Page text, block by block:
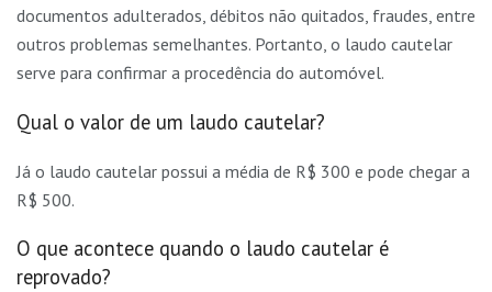
documentos adulterados, débitos não quitados, fraudes, entre
outros problemas semelhantes. Portanto, o laudo cautelar
serve para confirmar a procedência do automóvel.
Qual o valor de um laudo cautelar?
Já o laudo cautelar possui a média de R$ 300 e pode chegar a
R$ 500.
O que acontece quando o laudo cautelar é
reprovado?